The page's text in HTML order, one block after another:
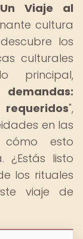
Viaje al
cultura
los
culturales
principal,
",
en las
esto
¿Estás listo
los rituales
viaje de